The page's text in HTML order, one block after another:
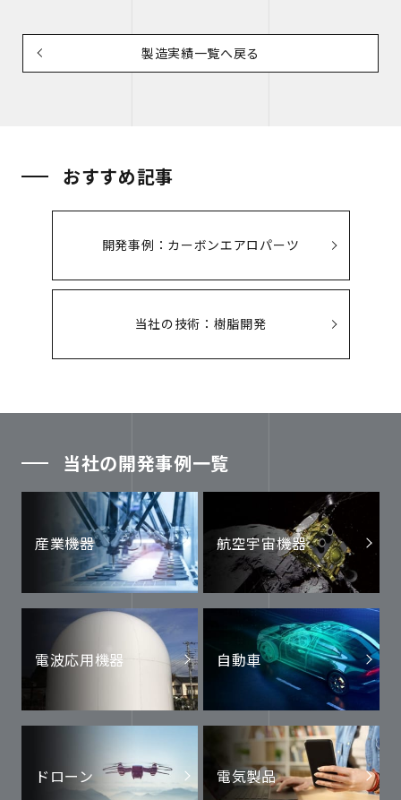
製造実績一覧へ戻る
おすすめ記事
開発事例：カーボンエアロパーツ
当社の技術：樹脂開発
当社の開発事例一覧
産業機器 航空宇宙機器
電波応用機器 自動車
ドローン 電気製品